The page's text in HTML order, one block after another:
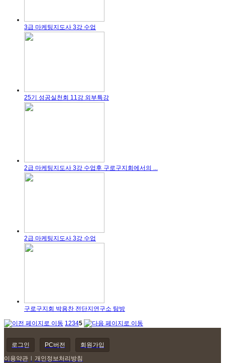
3급 마케팅지도사 3강 수업
25기 성공실천회 11강 외부특강
2급 마케팅지도사 3강 수업후 구로구지회에서의 ...
2급 마케팅지도사 3강 수업
구로구지회 박용찬 전단지연구소 탐방
1 2345
로그인 PC버전
회원가입
이용약관
개인정보처리방침